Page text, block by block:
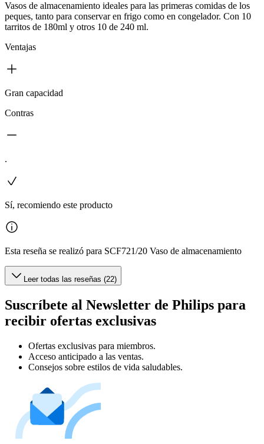
Vasos de almacenamiento ideales para las primeras comidas de los
peques, tanto para conservar en frigo como en congelador. Con 10
tarritos de 180ml y otros 10 de 240 ml.
Ventajas
Gran capacidad
Contras
.
Sí, recomiendo este producto
Esta reseña se realizó para SCF721/20 Vaso de almacenamiento
Leer todas las reseñas (22)
Suscríbete al Newsletter de Philips para
recibir ofertas exclusivas
Ofertas exclusivas para miembros.
Acceso anticipado a las ventas.
Consejos sobre estilos de vida saludables.